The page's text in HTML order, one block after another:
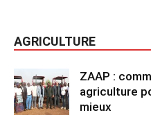
AGRICULTURE
ZAAP :
agriculture
mieux